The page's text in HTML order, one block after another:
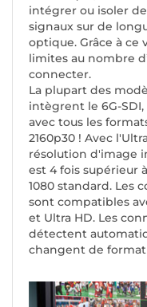
intégrer ou isoler
signaux sur de
optique. Grâce à ce
limites au nombre
connecter.
La plupart des
intègrent le 6G-
avec tous les
2160p30 ! Avec
résolution d'image
est 4 fois supérieur
1080 standard. Les
sont compatibles
et Ultra HD. Les
détectent
changent de format